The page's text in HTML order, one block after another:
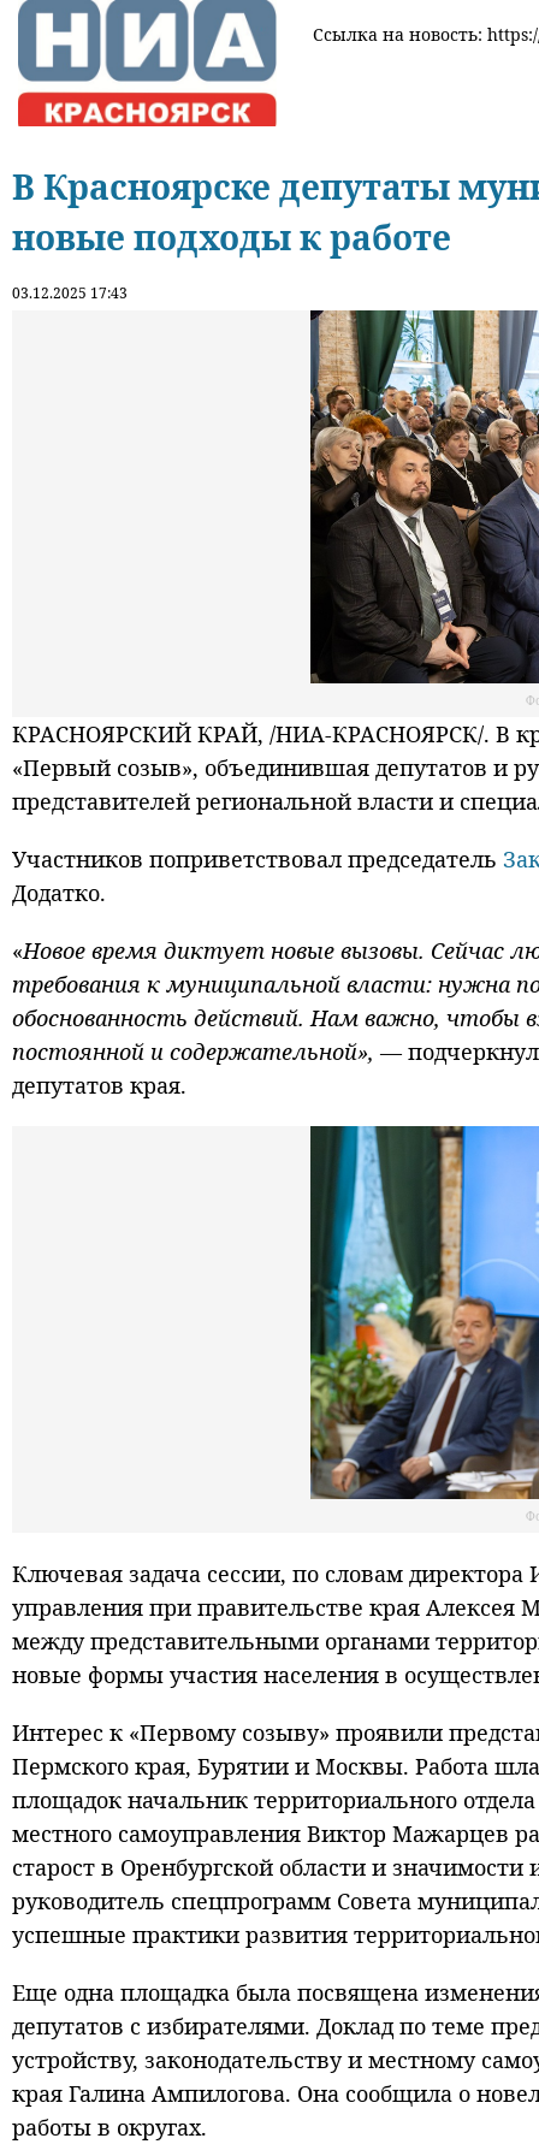
Ссылка на новость:
В Красноярске депутаты
новые подходы к работе
03.12.2025 17:43
КРАСНОЯРСКИЙ КРАЙ, /НИА-КРАСНОЯРСК/. В
«Первый созыв», объединившая депутатов и
представителей региональной власти и
Участников поприветствовал председатель
Додатко.
«Новое время диктует новые вызовы. Сейчас
требования к муниципальной власти: нужна
обоснованность действий. Нам важно, чтобы
постоянной и содержательной», —
депутатов края.
Ключевая задача сессии, по словам
управления при правительстве края
между представительными органами
новые формы участия населения в
Интерес к «Первому созыву» проявили
Пермского края, Бурятии и Москвы. Работа
площадок начальник территориального
местного самоуправления Виктор Мажарцев
старост в Оренбургской области и
руководитель спецпрограмм Совета
успешные практики развития
Еще одна площадка была посвящена
депутатов с избирателями. Доклад по теме
устройству, законодательству и местному
края Галина Ампилогова. Она сообщила о
работы в округах.